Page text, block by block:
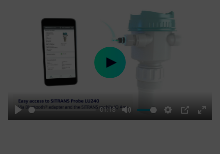
Play
01:18
Mute Settings
PIP
Enter
Play